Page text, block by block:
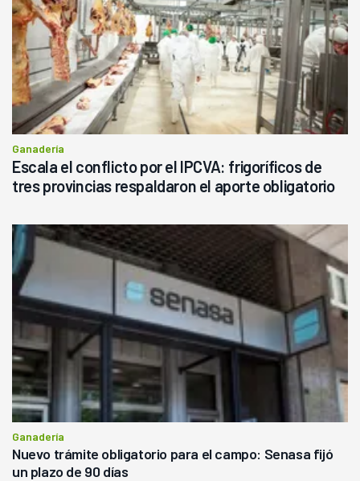
Ganadería
Escala el conflicto por el IPCVA: frigoríficos de
tres provincias respaldaron el aporte obligatorio
Ganadería
Nuevo trámite obligatorio para el campo: Senasa fijó
un plazo de 90 días